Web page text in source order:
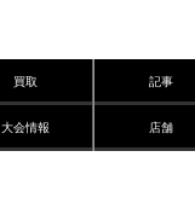
買取 記事
大会情報 店舗